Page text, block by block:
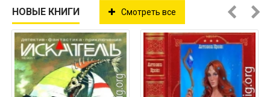
НОВЫЕ КНИГИ Смотреть все